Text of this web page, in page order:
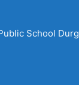
School Durg